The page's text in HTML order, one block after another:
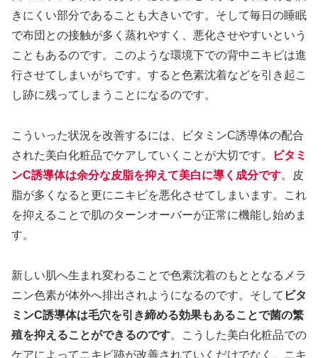
きにくい部分であることも大きいです。そして毎日の睡眠
で布団との接触が多く蒸れやすく、悪化させやすいという
こともあるのです。このような環境下での背中ニキビは進
行させてしまいがちです。すると色素沈着などを引き起こ
し跡に残ってしまうことになるのです。
こういった状況を改善するには、ビタミンC誘導体の配合
された美白化粧品でケアしていくことが大切です。
ビタミ
ンC誘導体は余分な皮脂を抑えて美白に導く成分です。皮
脂が多くなると更にニキビを悪化させてしまいます。これ
を抑えることで肌のターンオーバーが正常に機能し始めま
す。
新しい肌へ生まれ変わることで色素沈着のもととなるメラ
ニン色素が体外へ排出されようになるのです。そして ビタ
ミンC誘導体は毛穴を引き締める効果もあることで菌の繁
殖を抑えることができるのです。こうした美白化粧品での
ケアによってニキビ跡が改善されていくだけでなく、ニキ